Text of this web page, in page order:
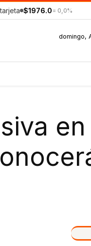
$1976.0 = 0,0%
domingo,